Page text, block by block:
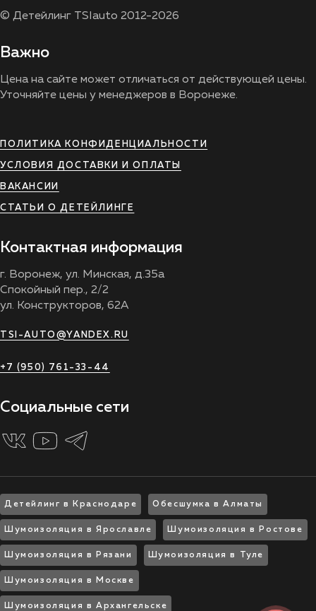
© Детейлинг TSIauto 2012-2026
Важно
Цена на сайте может отличаться от действующей цены.
Уточняйте цены у менеджеров в Воронеже.
ПОЛИТИКА КОНФИДЕНЦИАЛЬНОСТИ
УСЛОВИЯ ДОСТАВКИ И ОПЛАТЫ
ВАКАНСИИ
СТАТЬИ О ДЕТЕЙЛИНГЕ
Контактная информация
г. Воронеж, ул. Минская, д.35а
Спокойный пер., 2/2
ул. Конструкторов, 62А
TSI-AUTO@YANDEX.RU
+7 (950) 761-33-44
Социальные сети
Детейлинг в Краснодаре Обесшумка в Алматы
Шумоизоляция в Ярославле Шумоизоляция в Ростове
Шумоизоляция в Рязани Шумоизоляция в Туле
Шумоизоляция в Москве
Шумоизоляция в Архангельске